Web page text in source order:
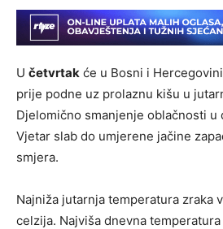
U četvrtak će u Bosni i
prije podne uz prolaznu kišu u
Djelomično smanjenje oblačnosti u
Vjetar slab do umjerene jačine
smjera.
Najniža jutarnja temperatura zraka
celzija. Najviša dnevna